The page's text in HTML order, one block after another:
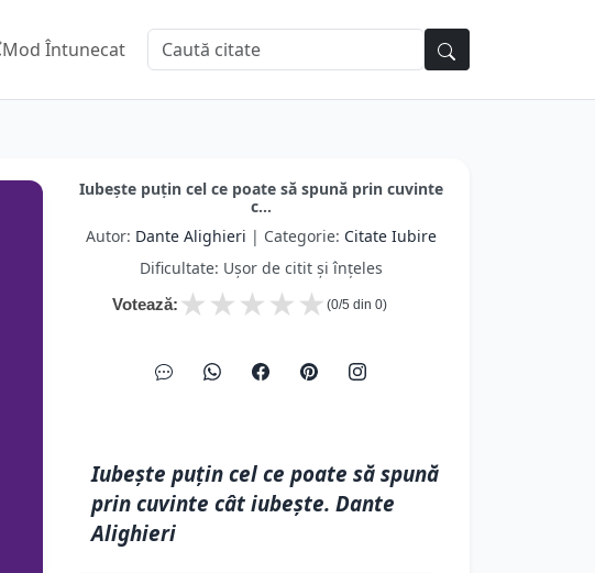
Mod Întunecat
Iubeşte puţin cel ce poate să spună prin cuvinte
c...
Autor: Dante Alighieri | Categorie: Citate Iubire
Dificultate: Ușor de citit și înțeles
Votează: ★
★
★
★
★ (0/5 din 0)
Iubeşte puţin cel ce poate să spună
prin cuvinte cât iubeşte. Dante
Alighieri